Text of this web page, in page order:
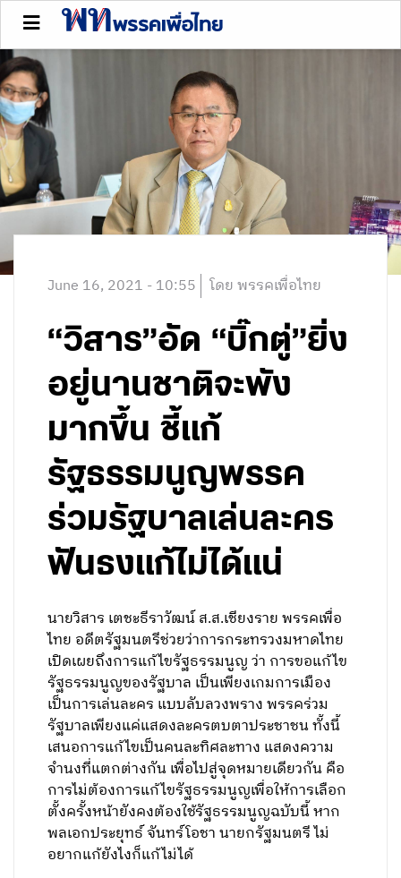
June 16, 2021 - 10:55 โดย พรรคเพื่อไทย
“วิสาร”อัด “บิ๊กตู่”ยิ่ง
อยู่นานชาติจะพัง
มากขึ้น ชี้แก้
รัฐธรรมนูญพรรค
ร่วมรัฐบาลเล่นละคร
ฟันธงแก้ไม่ได้แน่
นายวิสาร เตชะธีราวัฒน์ ส.ส.เชียงราย พรรคเพื่อ
ไทย อดีตรัฐมนตรีช่วยว่าการกระทรวงมหาดไทย
เปิดเผยถึงการแก้ไขรัฐธรรมนูญ ว่า การขอแก้ไข
รัฐธรรมนูญของรัฐบาล เป็นเพียงเกมการเมือง
เป็นการเล่นละคร แบบลับลวงพราง พรรคร่วม
รัฐบาลเพียงแค่แสดงละครตบตาประชาชน ทั้งนี้
เสนอการแก้ไขเป็นคนละทิศละทาง แสดงความ
จำนงที่แตกต่างกัน เพื่อไปสู่จุดหมายเดียวกัน คือ
การไม่ต้องการแก้ไขรัฐธรรมนูญเพื่อให้การเลือก
ตั้งครั้งหน้ายังคงต้องใช้รัฐธรรมนูญฉบับนี้ หาก
พลเอกประยุทธ์ จันทร์โอชา นายกรัฐมนตรี ไม่
อยากแก้ยังไงก็แก้ไม่ได้